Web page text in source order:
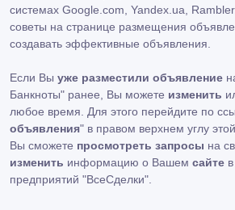
системах Google.com, Yandex.ua,
советы на странице размещения
создавать эффективные объявления.
Если Вы уже разместили объявление
Банкноты" ранее, Вы можете изменить
любое время. Для этого перейдите по
объявления" в правом верхнем углу
Вы сможете просмотреть запросы на
изменить информацию о Вашем сайте
предприятий "ВсеСделки".